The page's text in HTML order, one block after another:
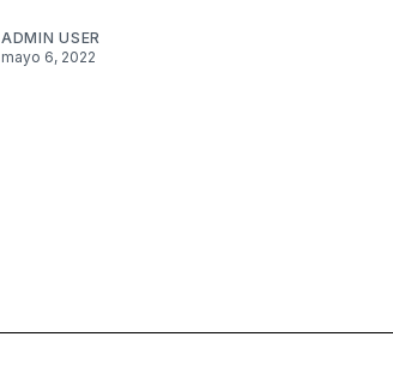
ADMIN USER
mayo 6, 2022